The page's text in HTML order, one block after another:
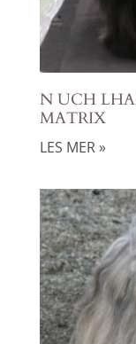
N UCH
MATRIX
LES MER »